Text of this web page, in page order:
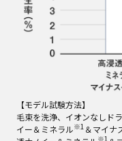
【モデル試験方法】
毛束を洗浄、イオンなしド
イー＆ミネラル※1 ＆マイナ
※1